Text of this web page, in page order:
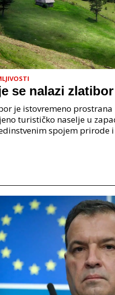
se nalazi zlatibor
je istovremeno
turističko naselje u
spojem prirode